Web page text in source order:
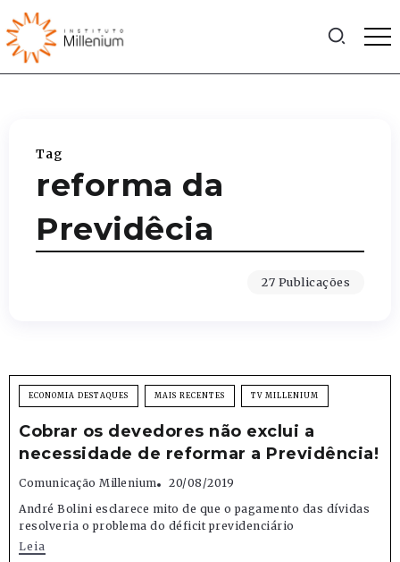
Tag
reforma da
Previdêcia
27 Publicações
ECONOMIA DESTAQUES MAIS RECENTES TV MILLENIUM
Cobrar os devedores não exclui a
necessidade de reformar a Previdência!
Comunicação Millenium
20/08/2019
André Bolini esclarece mito de que o pagamento das dívidas
resolveria o problema do déficit previdenciário
Leia